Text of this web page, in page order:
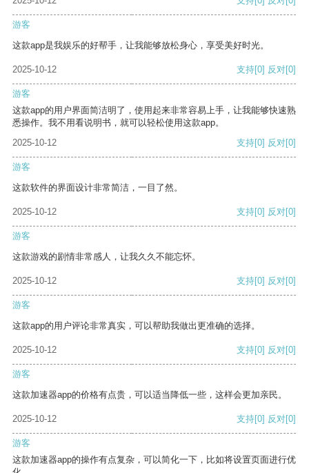
游客
这款app是我娱乐的好帮手，让我能够放松身心，享受美好时光。
2025-10-12 支持[0] 反对[0]
游客
这款app的用户界面简洁明了，使用起来非常容易上手，让我能够快速熟
悉操作。我不用看说明书，就可以轻松使用这款app。
2025-10-12
支持[0] 反对[0]
游客
这款软件的界面设计非常简洁，一目了然。
2025-10-12 支持[0] 反对[0]
游客
这款游戏的剧情非常感人，让我久久不能忘怀。
2025-10-12 支持[0] 反对[0]
游客
这款app的用户评论非常真实，可以帮助我做出更准确的选择。
2025-10-12 支持[0] 反对[0]
游客
这款加速器app的价格有点贵，可以适当降低一些，这样会更加亲民。
2025-10-12 支持[0] 反对[0]
游客
这款加速器app的操作有点复杂，可以简化一下，比如将设置页面进行优